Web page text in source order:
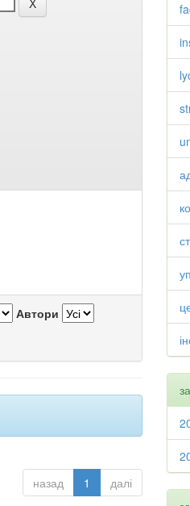
Автори
назад 1 далі